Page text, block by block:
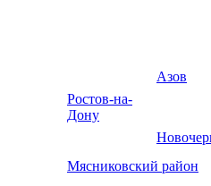
Азов
Ростов-на-
Дону
Мясниковский район